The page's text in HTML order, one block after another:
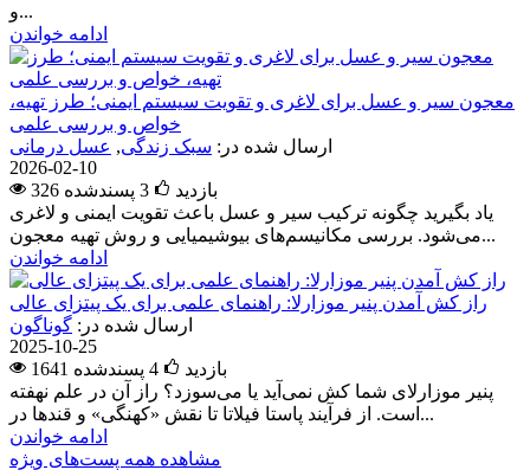
و...
ادامه خواندن
معجون سیر و عسل برای لاغری و تقویت سیستم ایمنی؛ طرز تهیه،
خواص و بررسی علمی
ارسال شده در: سبک زندگی, عسل درمانی
2026-02-10
326 بازدید
3 پسندشده
یاد بگیرید چگونه ترکیب سیر و عسل باعث تقویت ایمنی و لاغری
می‌شود. بررسی مکانیسم‌های بیوشیمیایی و روش تهیه معجون...
ادامه خواندن
راز کش آمدن پنیر موزارلا: راهنمای علمی برای یک پیتزای عالی
ارسال شده در: گوناگون
2025-10-25
1641 بازدید
4 پسندشده
پنیر موزارلای شما کش نمی‌آید یا می‌سوزد؟ راز آن در علم نهفته
است. از فرآیند پاستا فیلاتا تا نقش «کهنگی» و قندها در...
ادامه خواندن
مشاهده همه پست‌های ویژه